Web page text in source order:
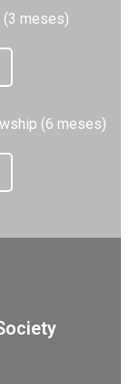
meses)
(6 meses)